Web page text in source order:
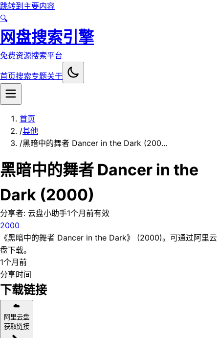
跳转到主要内容
🔍
网盘搜索引擎
免费资源搜索平台
首页搜索专题关于
首页
/其他
/黑暗中的舞者 Dancer in the Dark (200...
黑暗中的舞者 Dancer in the
Dark (2000)
分享者: 云盘小助手1个月前有效
2000
《黑暗中的舞者 Dancer in the Dark》 (2000)。可通过阿里云
盘下载。
1个月前
分享时间
下载链接
☁️
阿里云盘
获取链接